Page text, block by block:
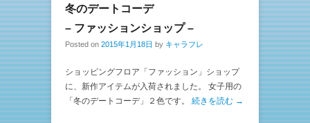
冬のデートコーデ
– ファッションショップ –
Posted on 2015年1月18日 by キャラフレ
ショッピングフロア「ファッション」ショップ
に、新作アイテムが入荷されました。 女子用の
「冬のデートコーデ」２色です。 続きを読む →